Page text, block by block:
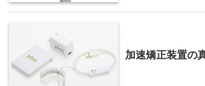
加速矯正装置の